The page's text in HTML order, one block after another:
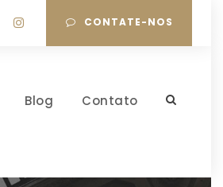
CONTATE-NOS
Blog Contato